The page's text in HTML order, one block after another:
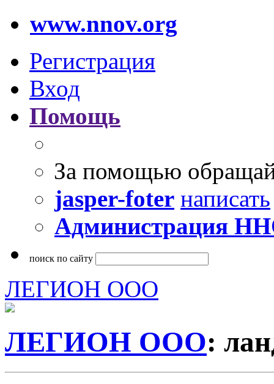
www.nnov.org
Регистрация
Вход
Помощь
За помощью
jasper-foter написать
Администрация
поиск по сайту
ЛЕГИОН ООО
ЛЕГИОН ООО: